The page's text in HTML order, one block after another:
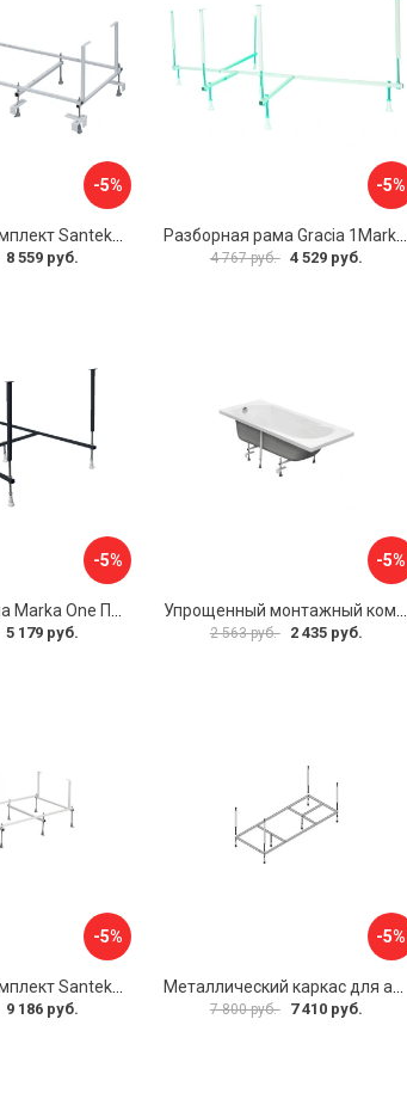
-5%
Монтажный комплект Santek МОНАКО 1.WH11.2.424 00000045899
8 559 руб.
-5%
4 767 руб. 4 529 руб.
-5%
Разборная рама Marka One ПУ 160-165x75 03пу1675
5 179 руб.
-5%
Упрощенный монтажный комплект для ванны Santek КАСАБЛАНКА 1WH501541 00058310
2 563 руб. 2 435 руб.
-5%
Монтажный комплект Santek САНТОРИНИ 1.WH30.2.488 00000069112
9 186 руб.
-5%
7 800 руб. 7 410 руб.